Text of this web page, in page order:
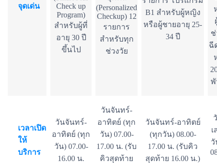
จุดเด่น
Check up
Program)
สำหรับผู้ที่
อายุ 30 ปี
ขึ้นไป
(Personalized
Checkup) 12
รายการ
สำหรับทุก
ช่วงวัย
B1 สำหรับผู้หญิง
หรือผู้ชายอายุ 25-
34 ปี
ช่
ฉี
พั
เวลาเปิด
ให้
บริการ
วันจันทร์-
อาทิตย์ (ทุก
วัน) 07.00-
16.00 น.
วันจันทร์-
อาทิตย์ (ทุก
วัน) 07.00-
17.00 น. (รับ
คิวสุดท้าย
วันจันทร์-อาทิตย์
(ทุกวัน) 08.00-
17.00 น. (รับคิว
สุดท้าย 16.00 น.)